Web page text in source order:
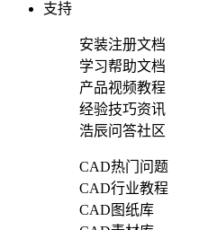
支持
安装注册文档
学习帮助文档
产品视频教程
经验技巧资讯
浩辰问答社区
CAD热门问题
CAD行业教程
CAD图纸库